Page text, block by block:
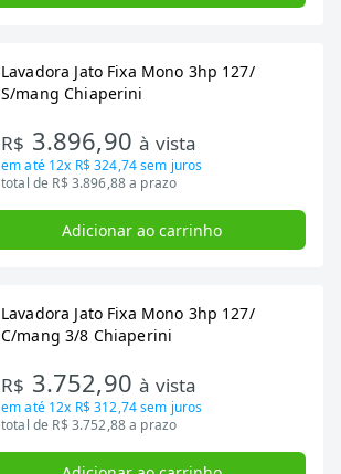
Lavadora Jato Fixa Mono 3hp 127/
S/mang Chiaperini
R$ 3.896,90à vista
em até 12x R$ 324,74sem juros
total de R$ 3.896,88 a prazo
Adicionar ao carrinho
Lavadora Jato Fixa Mono 3hp 127/
C/mang 3/8 Chiaperini
R$ 3.752,90à vista
em até 12x R$ 312,74sem juros
total de R$ 3.752,88 a prazo